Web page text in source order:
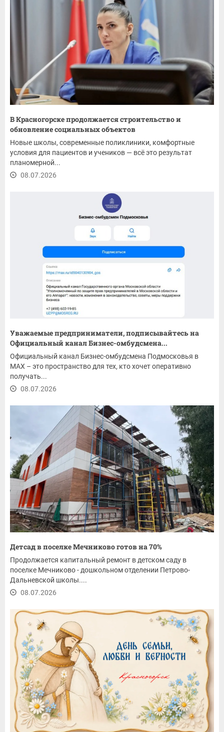
В Красногорске продолжается строительство и
обновление социальных объектов
Новые школы, современные поликлиники, комфортные
условия для пациентов и учеников — всё это результат
планомерной...
08.07.2026
Уважаемые предприниматели, подписывайтесь на
Официальный канал Бизнес-омбудсмена...
Официальный канал Бизнес-омбудсмена Подмосковья в
MAX – это пространство для тех, кто хочет оперативно
получать...
08.07.2026
Детсад в поселке Мечниково готов на 70%
Продолжается капитальный ремонт в детском саду в
поселке Мечниково - дошкольном отделении Петрово-
Дальневской школы....
08.07.2026